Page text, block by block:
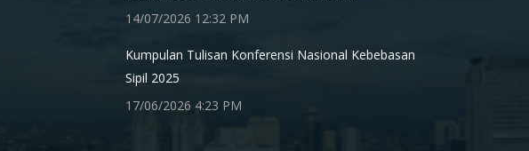
14/07/2026 12:32 PM
Kumpulan Tulisan Konferensi Nasional Kebebasan
Sipil 2025
17/06/2026 4:23 PM